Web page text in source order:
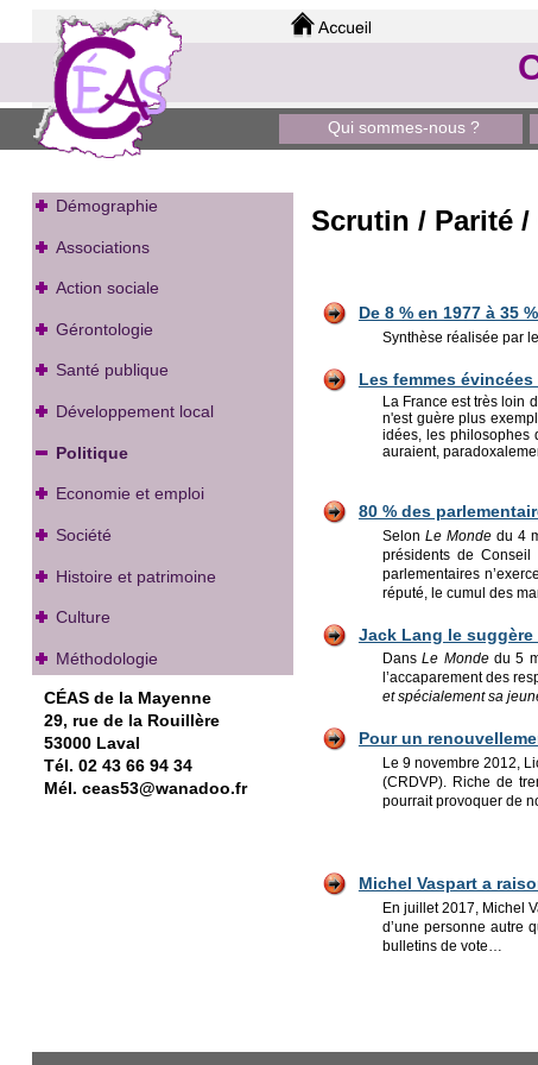
Qui sommes-nous ?
Démographie
Associations
Action sociale
Gérontologie
Santé publique
Développement local
Politique
Economie et emploi
Société
Histoire et patrimoine
Culture
Méthodologie
CÉAS de la Mayenne
29, rue de la Rouillère
53000 Laval
Tél. 02 43 66 94 34
Mél. ceas53@wanadoo.fr
Scrutin / Parité
De 8 % en 1977 à 35
Synthèse réalisée par
Les femmes
La France est très loin
n'est guère plus
idées, les philosophes
auraient,
80 % des
Selon Le Mondedu 4
présidents de
parlementaires
réputé, le cumul des
Jack Lang le suggère
DansLe Mondedu 5
l’accaparement des
et spécialement sa
Pour un
Le 9 novembre 2012,
(CRDVP). Riche de
pourrait provoquer de
Michel Vaspart a
En juillet 2017, Michel
d’une personne autre
bulletins de vote…